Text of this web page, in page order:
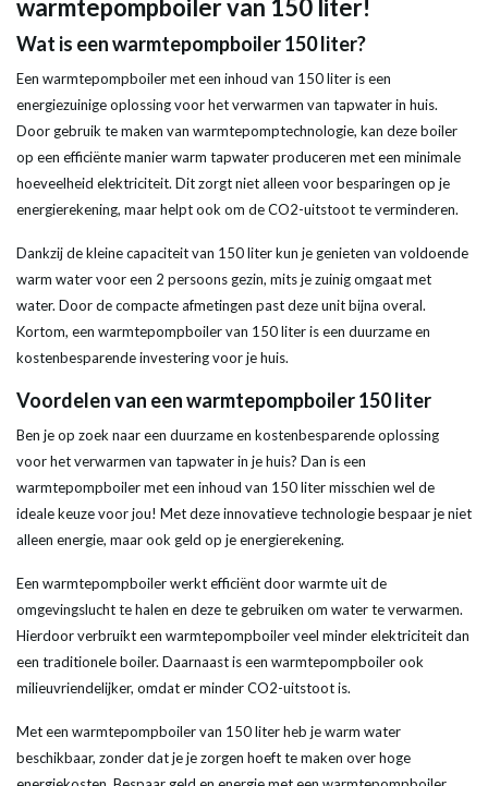
warmtepompboilervan 150 liter!
Wat is eenwarmtepompboiler150liter?
Een warmtepompboilermet een inhoud van 150literis een
energiezuinige oplossing voor het verwarmen van tapwaterin huis.
Door gebruik te maken van warmtepomptechnologie, kan dezeboiler
op een efficiënte manier warm tapwaterproduceren met een minimale
hoeveelheid elektriciteit. Dit zorgt niet alleen voor besparingen op je
energierekening, maar helpt ook om de CO2-uitstoot te verminderen.
Dankzij de kleine capaciteit van 150literkun je genieten van voldoende
warm watervoor een 2 persoons gezin, mits je zuinig omgaat met
water. Door de compacte afmetingen past deze unit bijna overal.
Kortom, een warmtepompboilervan 150literis een duurzame en
kostenbesparende investering voor je huis.
Voordelen van eenwarmtepompboiler150liter
Ben je op zoek naar een duurzame en kostenbesparende oplossing
voor het verwarmen van tapwaterin je huis? Dan is een
warmtepompboilermet een inhoud van 150litermisschien wel de
ideale keuze voor jou! Met deze innovatieve technologie bespaar je niet
alleen energie, maar ook geld op je energierekening.
Een warmtepompboilerwerkt efficiënt doorwarmteuit de
omgevingslucht te halen en deze te gebruiken om waterte verwarmen.
Hierdoor verbruikt een warmtepompboilerveel minder elektriciteit dan
een traditioneleboiler. Daarnaast is een warmtepompboilerook
milieuvriendelijker, omdat er minder CO2-uitstoot is.
Met een warmtepompboilervan 150literheb je warm water
beschikbaar, zonder dat je je zorgen hoeft te maken over hoge